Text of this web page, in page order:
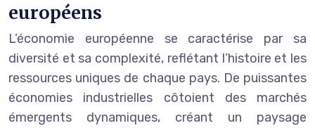
européens
L’économie européenne se caractérise par sa
diversité et sa complexité, reflétant l’histoire et les
ressources uniques de chaque pays. De puissantes
économies industrielles côtoient des marchés
émergents dynamiques, créant un paysage